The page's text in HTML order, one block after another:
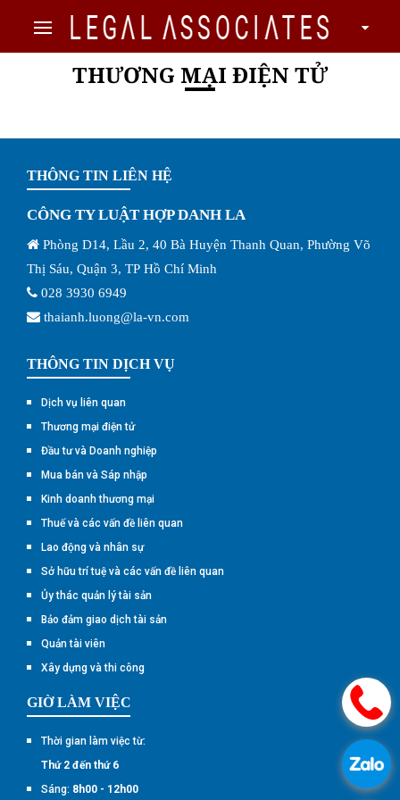
THƯƠNG MẠI ĐIỆN TỬ
THÔNG TIN LIÊN HỆ
CÔNG TY LUẬT HỢP DANH LA
Phòng D14, Lầu 2, 40 Bà Huyện Thanh Quan, Phường Võ
Thị Sáu, Quận 3, TP Hồ Chí Minh
028 3930 6949
thaianh.luong@la-vn.com
THÔNG TIN DỊCH VỤ
Dịch vụ liên quan
Thương mại điện tử
Đầu tư và Doanh nghiệp
Mua bán và Sáp nhập
Kinh doanh thương mại
Thuế và các vấn đề liên quan
Lao động và nhân sự
Sở hữu trí tuệ và các vấn đề liên quan
Ủy thác quản lý tài sản
Bảo đảm giao dịch tài sản
Quản tài viên
Xây dựng và thi công
GIỜ LÀM VIỆC
Thời gian làm việc từ:
Thứ 2 đến thứ 6
Sáng: 8h00 - 12h00
.